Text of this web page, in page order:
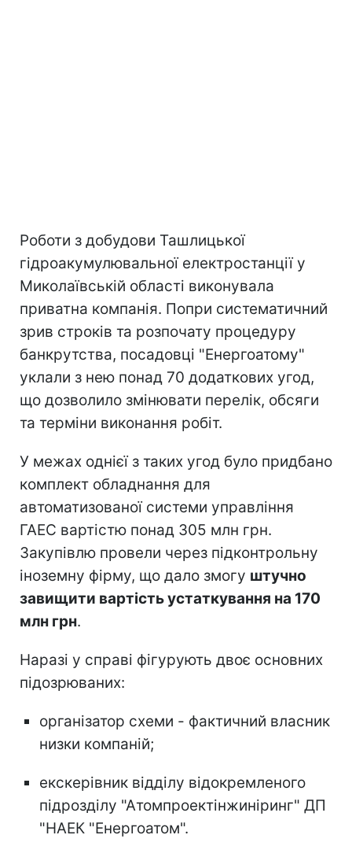
Роботи з добудови Ташлицької
гідроакумулювальної електростанції у
Миколаївській області виконувала
приватна компанія. Попри систематичний
зрив строків та розпочату процедуру
банкрутства, посадовці "Енергоатому"
уклали з нею понад 70 додаткових угод,
що дозволило змінювати перелік, обсяги
та терміни виконання робіт.
У межах однієї з таких угод було придбано
комплект обладнання для
автоматизованої системи управління
ГАЕС вартістю понад 305 млн грн.
Закупівлю провели через підконтрольну
іноземну фірму, що дало змогу штучно
завищити вартість устаткування на 170
млн грн.
Наразі у справі фігурують двоє основних
підозрюваних:
організатор схеми - фактичний власник
низки компаній;
екскерівник відділу відокремленого
підрозділу "Атомпроектінжиніринг" ДП
"НАЕК "Енергоатом".